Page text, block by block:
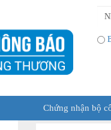
Chứng nhận bộ